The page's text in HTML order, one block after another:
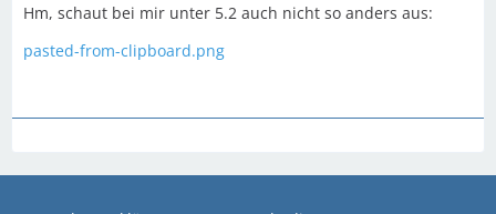
Hm, schaut bei mir unter 5.2 auch nicht so anders aus:
pasted-from-clipboard.png